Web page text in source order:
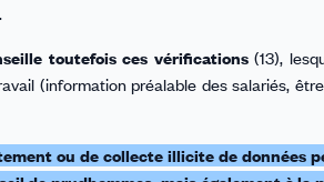
toutefois ces vérifications(13),
(information préalable des salariés,
ou de collecte illicite de données